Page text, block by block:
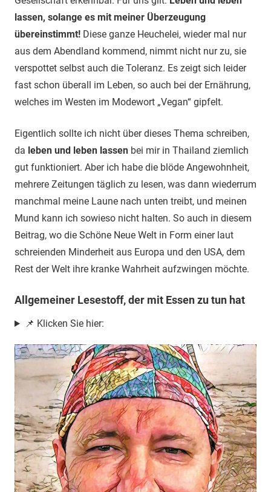
lassen, solange es mit meiner Überzeugung
übereinstimmt! Diese ganze Heuchelei, wieder mal nur
aus dem Abendland kommend, nimmt nicht nur zu, sie
verspottet selbst auch die Toleranz. Es zeigt sich leider
fast schon überall im Leben, so auch bei der Ernährung,
welches im Westen im Modewort „Vegan“ gipfelt.
Eigentlich sollte ich nicht über dieses Thema schreiben,
da leben und leben lassen bei mir in Thailand ziemlich
gut funktioniert. Aber ich habe die blöde Angewohnheit,
mehrere Zeitungen täglich zu lesen, was dann wiederrum
manchmal meine Laune nach unten treibt, und meinen
Mund kann ich sowieso nicht halten. So auch in diesem
Beitrag, wo die Schöne Neue Welt in Form einer laut
schreienden Minderheit aus Europa und den USA, dem
Rest der Welt ihre kranke Wahrheit aufzwingen möchte.
Allgemeiner Lesestoff, der mit Essen zu tun hat
📌 Klicken Sie hier: